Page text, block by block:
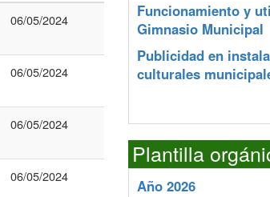
06/05/2024
06/05/2024
06/05/2024
06/05/2024
Funcionamiento y
Gimnasio Municipal
Publicidad en
culturales
Plantilla
Año 2026